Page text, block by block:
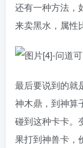
还有一种方法，
来卖黑水，属性
最后要说到的就
神木鼎，到神算
碰到这种卡卡。
果打到神兽卡，